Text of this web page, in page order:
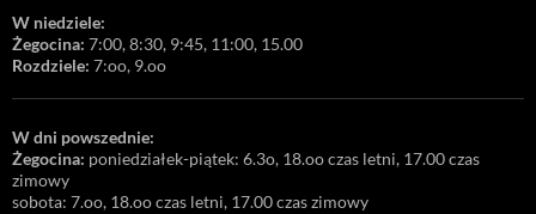
W niedziele:
Żegocina: 7:00, 8:30, 9:45, 11:00, 15.00
Rozdziele: 7:oo, 9.oo
W dni powszednie:
Żegocina: poniedziałek-piątek: 6.3o, 18.oo czas letni, 17.00 czas
zimowy
sobota: 7.oo, 18.oo czas letni, 17.00 czas zimowy